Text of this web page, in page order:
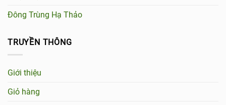
Đông Trùng Hạ Thảo
TRUYỀN THÔNG
Giới thiệu
Giỏ hàng